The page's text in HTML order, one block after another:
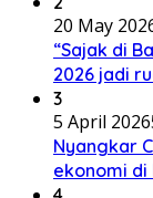
20 May
“Sajak di
2026 jadi
3
5 April 2026
Nyangkar
ekonomi di